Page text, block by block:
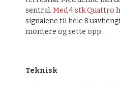
sentral.Med 4 stk Quattro
signalene til hele 8
montere og sette opp.
Teknisk